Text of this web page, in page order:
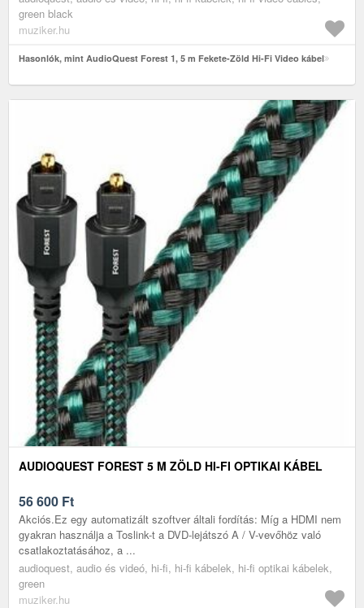
green black
muziker.hu
Hasonlók, mint AudioQuest Forest 1, 5 m Fekete-Zöld Hi-Fi Video kábel
AUDIOQUEST FOREST 5 M ZÖLD HI-FI OPTIKAI KÁBEL
56 600 Ft
Akciós.Ez egy automatizált szoftver általi fordítás: Míg a HDMI nem
gyakran használja a Toslink-t a DVD-lejátszó A / V-vevőhöz való
csatlakoztatásához, a ...
audioquest, audio és videó, hi-fi, hi-fi kábelek, hi-fi optikai kábelek,
green
muziker.hu